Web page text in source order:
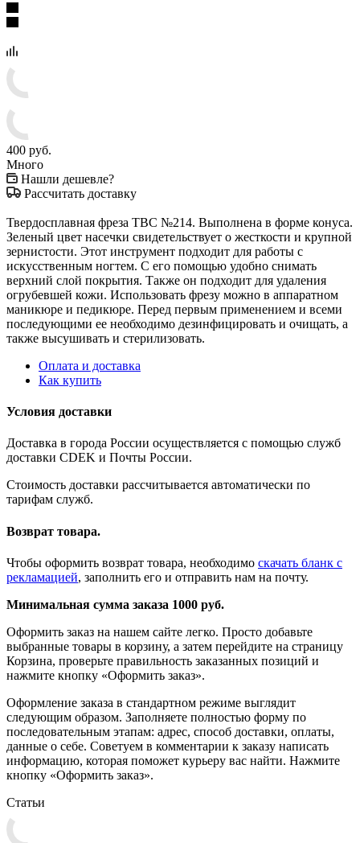
400 руб.
Много
Нашли дешевле?
Рассчитать доставку
Твердосплавная фреза TBC №214. Выполнена в форме конуса.
Зеленый цвет насечки свидетельствует о жесткости и крупной
зернистости. Этот инструмент подходит для работы с
искусственным ногтем. С его помощью удобно снимать
верхний слой покрытия. Также он подходит для удаления
огрубевшей кожи. Использовать фрезу можно в аппаратном
маникюре и педикюре. Перед первым применением и всеми
последующими ее необходимо дезинфицировать и очищать, а
также высушивать и стерилизовать.
Оплата и доставка
Как купить
Условия доставки
Доставка в города России осуществляется с помощью служб
доставки CDEK и Почты России.
Стоимость доставки рассчитывается автоматически по
тарифам служб.
Возврат товара.
Чтобы оформить возврат товара, необходимо скачать бланк с
рекламацией, заполнить его и отправить нам на почту.
Минимальная сумма заказа 1000 руб.
Оформить заказ на нашем сайте легко. Просто добавьте
выбранные товары в корзину, а затем перейдите на страницу
Корзина, проверьте правильность заказанных позиций и
нажмите кнопку «Оформить заказ».
Оформление заказа в стандартном режиме выглядит
следующим образом. Заполняете полностью форму по
последовательным этапам: адрес, способ доставки, оплаты,
данные о себе. Советуем в комментарии к заказу написать
информацию, которая поможет курьеру вас найти. Нажмите
кнопку «Оформить заказ».
Статьи